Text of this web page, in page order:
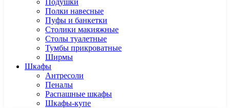
Подушки
Полки навесные
Пуфы и банкетки
Столики макияжные
Столы туалетные
Тумбы прикроватные
Ширмы
Шкафы
Антресоли
Пеналы
Распашные шкафы
Шкафы-купе